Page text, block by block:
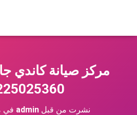
مركز صيانة كاندي
نشرت من قبلadmin في